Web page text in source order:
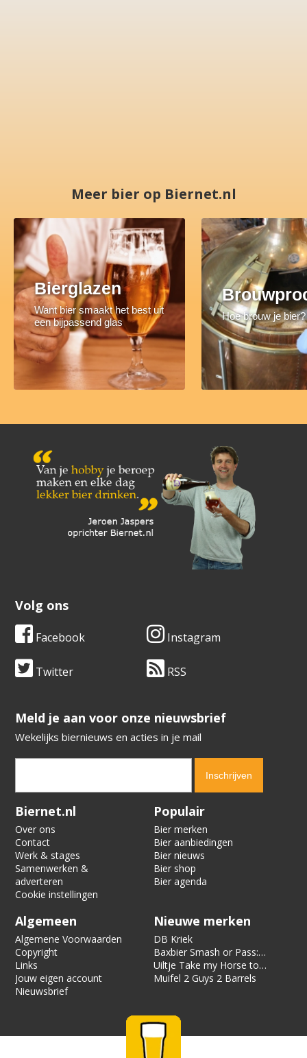
Meer bier op Biernet.nl
Bierglazen
Want bier smaakt het best uit
een bijpassend glas
Hoe brouw je bier?
Volg ons
Facebook Instagram
Twitter RSS
​​​​​​​Meld je aan voor onze nieuwsbrief
Wekelijks biernieuws en acties in je mail
Verification code:
Biernet.nl
Over ons
Contact
Werk & stages
Samenwerken &
adverteren
Cookie instellingen
Populair
Bier merken
Bier aanbiedingen
Bier nieuws
Bier shop
Bier agenda
Algemeen
Algemene Voorwaarden
Copyright
Links
Jouw eigen account
Nieuwsbrief
Nieuwe merken
DB Kriek
Baxbier Smash or Pass:
Strata
Uiltje Take my Horse to
the Hotel Room
Muifel 2 Guys 2 Barrels